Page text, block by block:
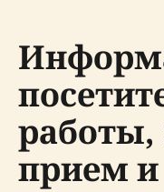
работы,
прием и